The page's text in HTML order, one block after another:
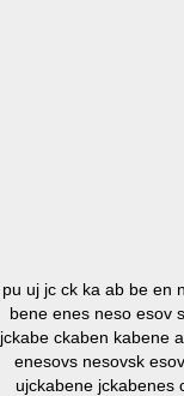
pu uj jc ck ka ab be en
bene enes neso esov
jckabe ckaben kabene
enesovs nesovsk
ujckabene jckabenes